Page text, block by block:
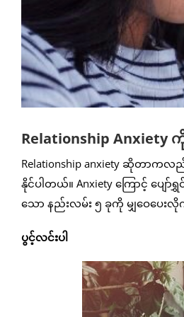
Relationship
Relationship anxiety ဆိုတာက
နိုင်ပါတယ်။ Anxiety ကြောင့် ပျေ
သော နည်းလမ်း ၅ ခုကို မျှဝေပေး
ပွင့်လင်းပါ